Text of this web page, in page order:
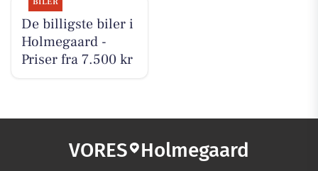
De billigste biler i
Holmegaard -
Priser fra 7.500 kr
VORES Holmegaard